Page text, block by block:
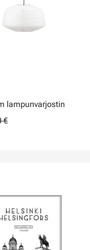
lampunvarjostin
€